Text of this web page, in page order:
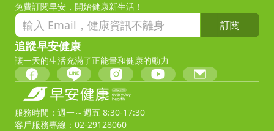
免費訂閱早安，開始健康新生活！
訂閱
追蹤早安健康
讓一天的生活充滿了正能量和健康的動力
服務時間：週一～週五 8:30-17:30
客戶服務專線：02-29128060